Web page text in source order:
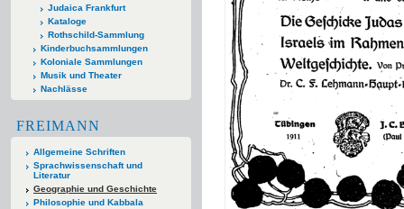
Judaica Frankfurt
Kataloge
Rothschild-Sammlung
Kinderbuchsammlungen
Koloniale Sammlungen
Musik und Theater
Nachlässe
FREIMANN
Allgemeine Schriften
Sprachwissenschaft und
Literatur
Geographie und Geschichte
Philosophie und Kabbala